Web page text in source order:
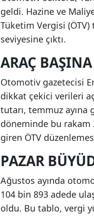
geldi. Hazine ve
Tüketim Vergisi
seviyesine çıktı.
ARAÇ
Otomotiv gazetecisi
dikkat çekici verileri
tutarı, temmuz ayına
döneminde bu rakam
giren ÖTV
PAZAR
Ağustos ayında
104 bin 893 adede
oldu. Bu tablo, vergi